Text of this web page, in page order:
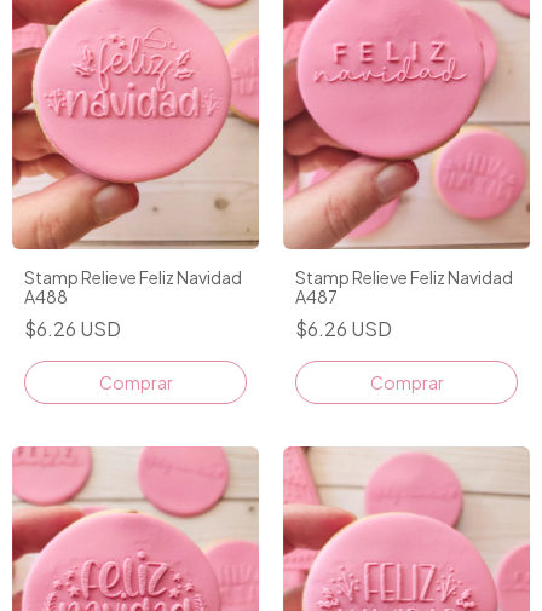
Stamp Relieve Feliz Navidad
A488
$6.26 USD
Stamp Relieve Feliz Navidad
A487
$6.26 USD